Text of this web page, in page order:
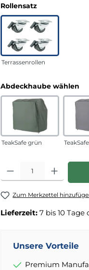
Rollensatzauswählen
Terrassenrollen
Abdeckhaube wählen
TeakSafe grün
Produkt Anzahl: Gib den
Zum Merkzettel
Lieferzeit: 7 bis 10
Unsere Vorteile
Premium